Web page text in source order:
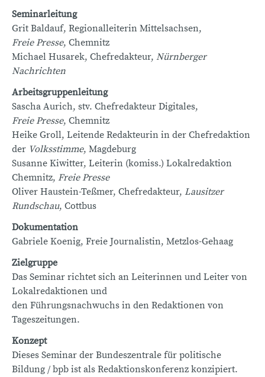
Seminarleitung
Grit Baldauf, Regionalleiterin Mittelsachsen,
Freie Presse, Chemnitz
Michael Husarek, Chefredakteur, Nürnberger
Nachrichten
Arbeitsgruppenleitung
Sascha Aurich, stv. Chefredakteur Digitales,
Freie Presse, Chemnitz
Heike Groll, Leitende Redakteurin in der Chefredaktion
der Volksstimme, Magdeburg
Susanne Kiwitter, Leiterin (komiss.) Lokalredaktion
Chemnitz, Freie Presse
Oliver Haustein-Teßmer, Chefredakteur, Lausitzer
Rundschau, Cottbus
Dokumentation
Gabriele Koenig, Freie Journalistin, Metzlos-Gehaag
Zielgruppe
Das Seminar richtet sich an Leiterinnen und Leiter von
Lokalredaktionen und
den Führungsnachwuchs in den Redaktionen von
Tageszeitungen.
Konzept
Dieses Seminar der Bundeszentrale für politische
Bildung / bpb ist als Redaktionskonferenz konzipiert.